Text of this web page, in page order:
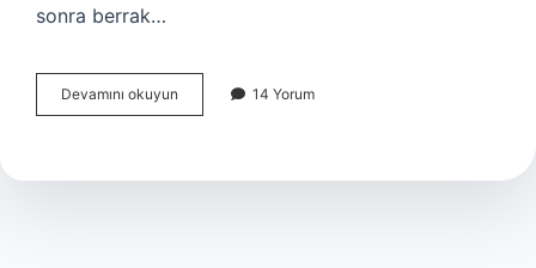
sonra berrak…
Devamını okuyun Anestezi
Sonrası
Sonra
14 Yorum